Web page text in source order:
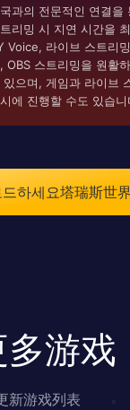
과의 전문적인 연결을
리밍 시 지연 시간을
Voice, 라이브 스트리
OBS 스트리밍을 원활
있으며, 게임과 라이브
에 진행할 수도 있습니
하세요塔瑞斯世界
游戏
新游戏列表